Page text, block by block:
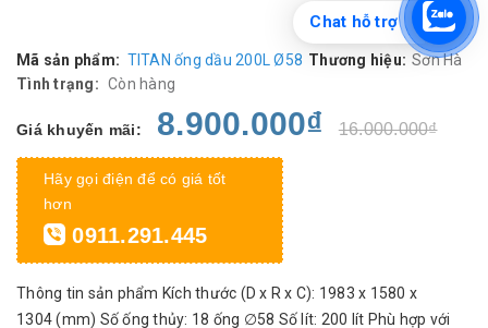
Mã sản phẩm: TITAN ống dầu 200L Ø58 Thương hiệu: Sơn Hà
Tình trạng: Còn hàng
Giá khuyến mãi: 8.900.000₫ 16.000.000₫
Hãy gọi điện để có giá tốt
hơn
0911.291.445
Thông tin sản phẩm Kích thước (D x R x C): 1983 x 1580 x
1304 (mm) Số ống thủy: 18 ống ∅58 Số lít: 200 lít Phù hợp với
Chat hỗ trợ